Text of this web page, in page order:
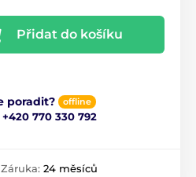
Přidat do košíku
poradit? offline
+420 770 330 792
Záruka: 24 měsíců